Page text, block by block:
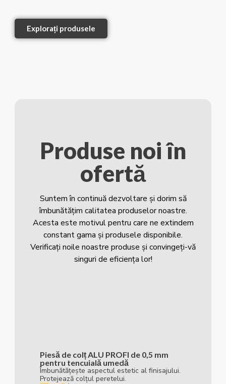
Explorați produsele
Produse noi în
ofertă
Suntem în continuă dezvoltare și dorim să
îmbunătățim calitatea produselor noastre.
Acesta este motivul pentru care ne extindem
constant gama și produsele disponibile.
Verificați noile noastre produse și convingeți-vă
singuri de eficiența lor!
Piesă de colț ALU PROFI de 0,5 mm
pentru tencuială umedă
Îmbunătățește aspectul estetic al finisajului.
Protejează colțul peretelui.